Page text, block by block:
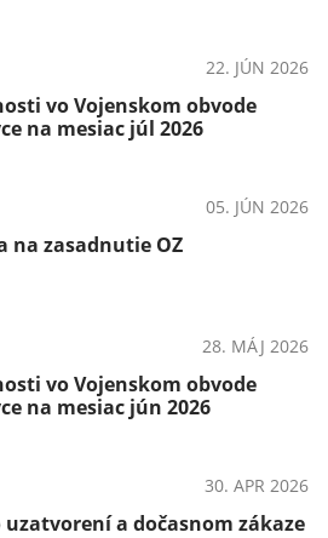
22. JÚN 2026
vo Vojenskom obvode
na mesiac júl 2026
05. JÚN 2026
na zasadnutie OZ
28. MÁJ 2026
vo Vojenskom obvode
na mesiac jún 2026
30. APR 2026
uzatvorení a dočasnom zákaze